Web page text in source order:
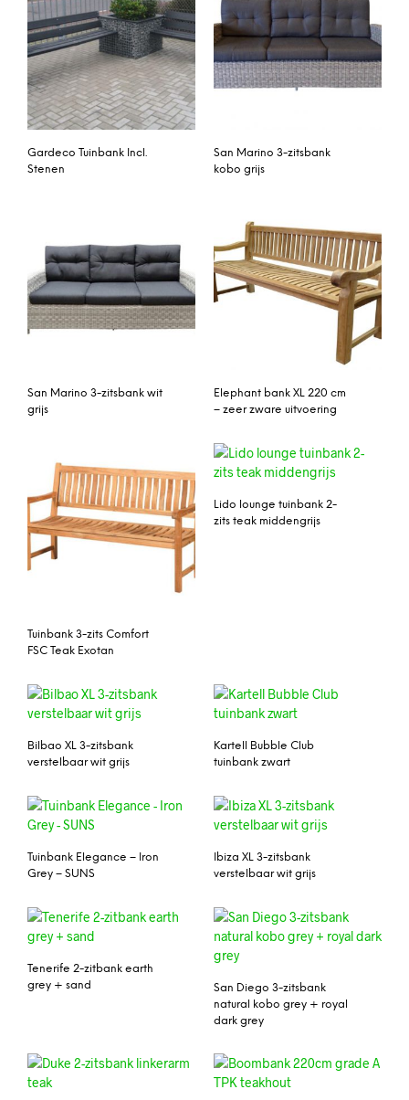
Gardeco Tuinbank Incl.
Stenen
San Marino 3-zitsbank
kobo grijs
San Marino 3-zitsbank wit
grijs
Elephant bank XL 220 cm
– zeer zware uitvoering
Tuinbank 3-zits Comfort
FSC Teak Exotan
Lido lounge tuinbank 2-
zits teak middengrijs
Bilbao XL 3-zitsbank
verstelbaar wit grijs
Kartell Bubble Club
tuinbank zwart
Tuinbank Elegance – Iron
Grey – SUNS
Ibiza XL 3-zitsbank
verstelbaar wit grijs
Tenerife 2-zitbank earth
grey + sand
San Diego 3-zitsbank
natural kobo grey + royal
dark grey